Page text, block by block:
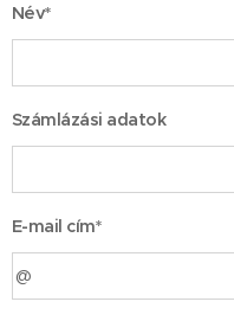
Név*
Számlázási adatok
E-mail cím*